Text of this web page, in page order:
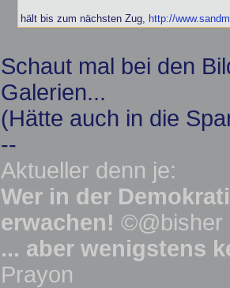
hält bis zum nächsten Zug, http://
Schaut mal bei den
Galerien...
(Hätte auch in die
--
Aktueller denn je:
Wer in der
erwachen! ©@bisher
... aber wenigstens
Prayon